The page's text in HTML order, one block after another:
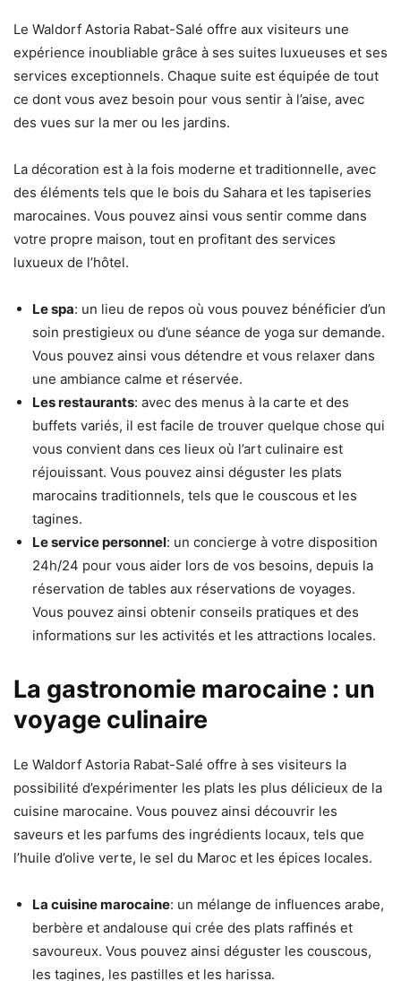
Le Waldorf Astoria Rabat-Salé offre aux visiteurs une
expérience inoubliable grâce à ses suites luxueuses et ses
services exceptionnels. Chaque suite est équipée de tout
ce dont vous avez besoin pour vous sentir à l’aise, avec
des vues sur la mer ou les jardins.
La décoration est à la fois moderne et traditionnelle, avec
des éléments tels que le bois du Sahara et les tapiseries
marocaines. Vous pouvez ainsi vous sentir comme dans
votre propre maison, tout en profitant des services
luxueux de l’hôtel.
Le spa: un lieu de repos où vous pouvez bénéficier d’un
soin prestigieux ou d’une séance de yoga sur demande.
Vous pouvez ainsi vous détendre et vous relaxer dans
une ambiance calme et réservée.
Les restaurants: avec des menus à la carte et des
buffets variés, il est facile de trouver quelque chose qui
vous convient dans ces lieux où l’art culinaire est
réjouissant. Vous pouvez ainsi déguster les plats
marocains traditionnels, tels que le couscous et les
tagines.
Le service personnel: un concierge à votre disposition
24h/24 pour vous aider lors de vos besoins, depuis la
réservation de tables aux réservations de voyages.
Vous pouvez ainsi obtenir conseils pratiques et des
informations sur les activités et les attractions locales.
La gastronomie marocaine : un
voyage culinaire
Le Waldorf Astoria Rabat-Salé offre à ses visiteurs la
possibilité d’expérimenter les plats les plus délicieux de la
cuisine marocaine. Vous pouvez ainsi découvrir les
saveurs et les parfums des ingrédients locaux, tels que
l’huile d’olive verte, le sel du Maroc et les épices locales.
La cuisine marocaine: un mélange de influences arabe,
berbère et andalouse qui crée des plats raffinés et
savoureux. Vous pouvez ainsi déguster les couscous,
les tagines, les pastilles et les harissa.